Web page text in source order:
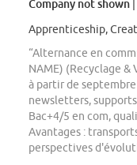
Company not shown
Apprenticeship,
“Alternance en
NAME) (Recyclage &
à partir de
newsletters,
Bac+4/5 en com,
Avantages :
perspectives